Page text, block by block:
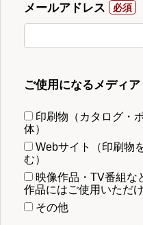
メールアドレス
ご使用になるメディア
印刷物（カタログ・
体）
Webサイト（印刷物
む）
映像作品・TV番組な
作品にはご使用いただけ
その他